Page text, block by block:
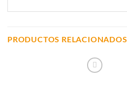
PRODUCTOS RELACIONADOS